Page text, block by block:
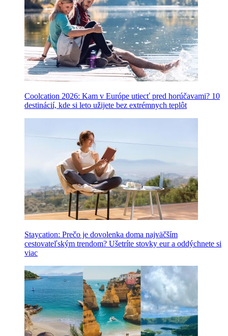
Coolcation 2026: Kam v Európe utiecť pred horúčavami? 10
destinácií, kde si leto užijete bez extrémnych teplôt
Staycation: Prečo je dovolenka doma najväčším
cestovateľským trendom? Ušetríte stovky eur a oddýchnete si
viac